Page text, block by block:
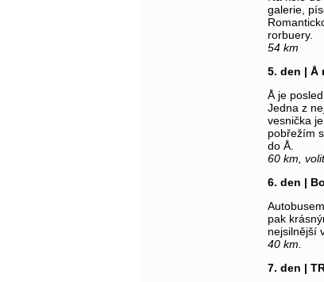
galerie,
rorbuery.
54 km
5. den | Å
Å je
Jedna z
vesnička
pobřežím
do Å.
60 km,
6. den |
pak
nejsilnější
40 km.
7. den |